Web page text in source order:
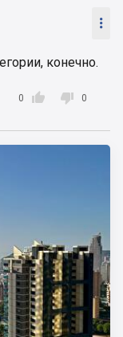

конечно.

0  0